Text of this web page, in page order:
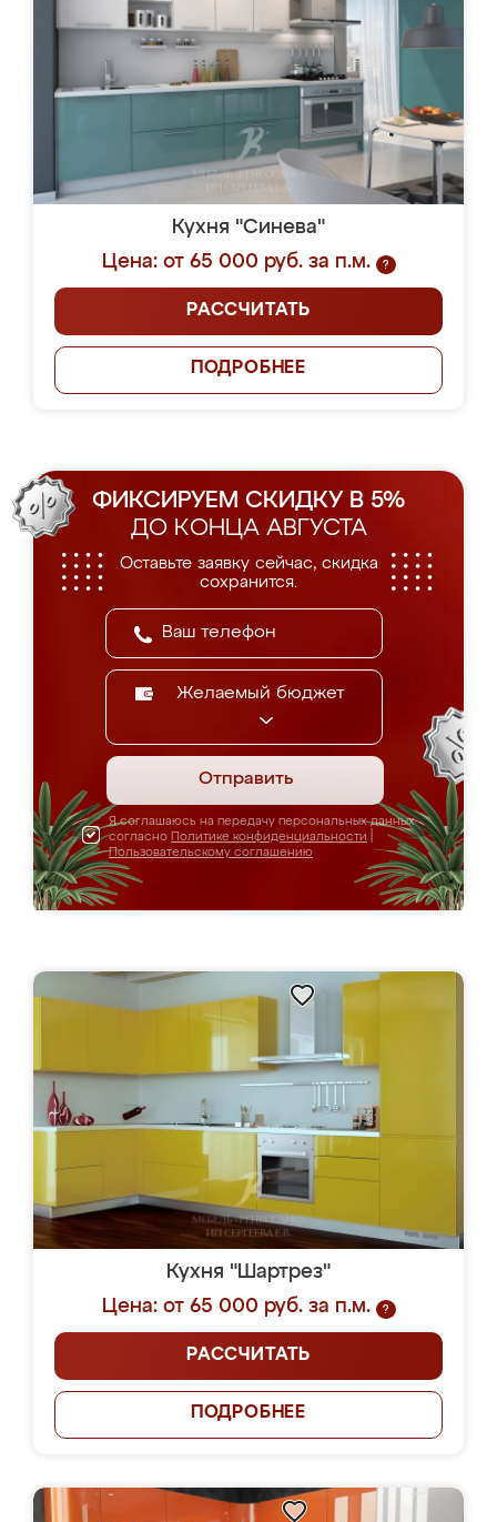
Кухня "Синева"
Цена: от 65 000 руб. за п.м.
?
РАССЧИТАТЬ
ПОДРОБНЕЕ
ФИКСИРУЕМ СКИДКУ В 5%
ДО КОНЦА АВГУСТА
Оставьте заявку сейчас, скидка
сохранится.
Желаемый бюджет
Отправить
Я соглашаюсь на передачу персональных данных
согласно Политике конфиденциальности
Пользовательскому соглашению
Кухня "Шартрез"
Цена: от 65 000 руб. за п.м.
?
РАССЧИТАТЬ
ПОДРОБНЕЕ